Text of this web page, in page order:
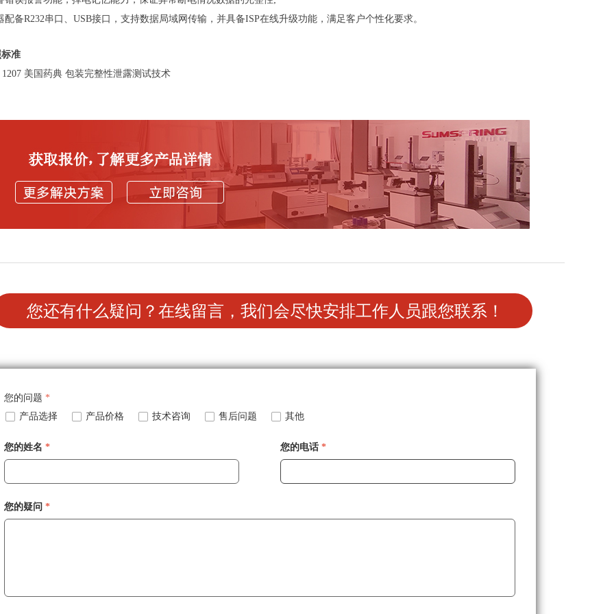
配备R232串口、USB接口，支持数据局域网传输，并具备ISP在线升级功能，满足客户个性化要求。
准
1207 美国药典 包装完整性泄露测试技术
您还有什么疑问？在线留言，我们会尽快安排工作人员跟您联系！
您的问题 *
产品选择 产品价格 技术咨询 售后问题 其他
您的姓名 * 您的电话 *
您的疑问 *